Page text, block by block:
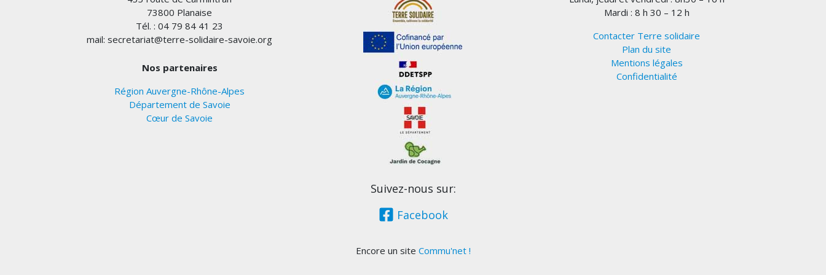
73800 Planaise
Tél. : 04 79 84 41 23
mail: secretariat@terre-solidaire-savoie.org
Nos partenaires
Région Auvergne-Rhône-Alpes
Département de Savoie
Cœur de Savoie
Suivez-nous sur:
Facebook
Mardi : 8 h 30 – 12 h
Contacter Terre solidaire
Plan du site
Mentions légales
Confidentialité
Encore un site Commu'net !